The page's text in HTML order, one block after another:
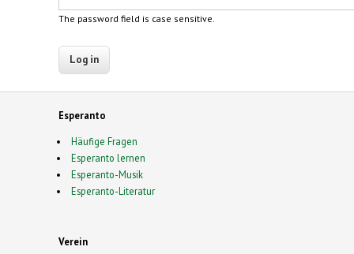
The password field is case sensitive.
Esperanto
Häufige Fragen
Esperanto lernen
Esperanto-Musik
Esperanto-Literatur
Verein